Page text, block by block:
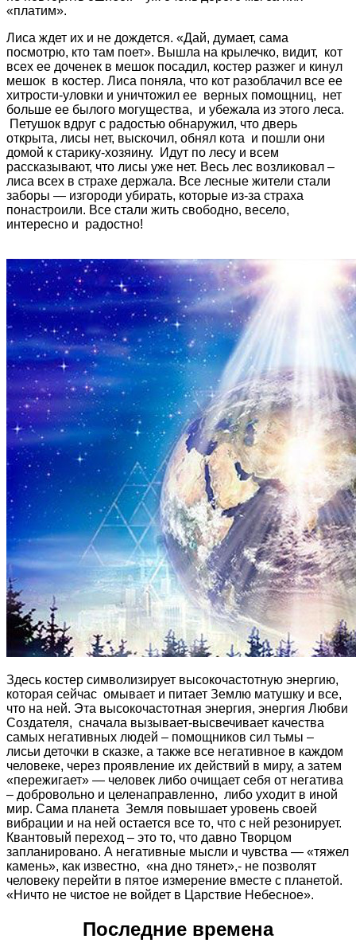
«платим».
Лиса ждет их и не дождется. «Дай, думает, сама
посмотрю, кто там поет». Вышла на крылечко, видит, кот
всех ее доченек в мешок посадил, костер разжег и кинул
мешок в костер. Лиса поняла, что кот разоблачил все ее
хитрости-уловки и уничтожил ее верных помощниц, нет
больше ее былого могущества, и убежала из этого леса.
Петушок вдруг с радостью обнаружил, что дверь
открыта, лисы нет, выскочил, обнял кота и пошли они
домой к старику-хозяину. Идут по лесу и всем
рассказывают, что лисы уже нет. Весь лес возликовал –
лиса всех в страхе держала. Все лесные жители стали
заборы — изгороди убирать, которые из-за страха
понастроили. Все стали жить свободно, весело,
интересно и радостно!
Здесь костер символизирует высокочастотную энергию,
которая сейчас омывает и питает Землю матушку и все,
что на ней. Эта высокочастотная энергия, энергия Любви
Создателя, сначала вызывает-высвечивает качества
самых негативных людей – помощников сил тьмы –
лисьи деточки в сказке, а также все негативное в каждом
человеке, через проявление их действий в миру, а затем
«пережигает» — человек либо очищает себя от негатива
– добровольно и целенаправленно, либо уходит в иной
мир. Сама планета Земля повышает уровень своей
вибрации и на ней остается все то, что с ней резонирует.
Квантовый переход – это то, что давно Творцом
запланировано. А негативные мысли и чувства — «тяжел
камень», как известно, «на дно тянет»,- не позволят
человеку перейти в пятое измерение вместе с планетой.
«Ничто не чистое не войдет в Царствие Небесное».
Последние времена